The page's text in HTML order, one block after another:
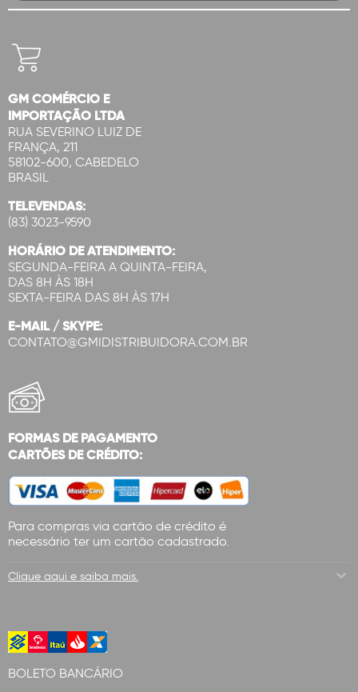
GM COMÉRCIO E
IMPORTAÇÃO LTDA
RUA SEVERINO LUIZ DE
FRANÇA, 211
58102-600, CABEDELO
BRASIL
TELEVENDAS:
(83) 3023-9590
HORÁRIO DE ATENDIMENTO:
SEGUNDA-FEIRA A QUINTA-FEIRA,
DAS 8H ÀS 18H
SEXTA-FEIRA DAS 8H ÀS 17H
E-MAIL / SKYPE:
CONTATO@GMIDISTRIBUIDORA.COM.BR
FORMAS DE PAGAMENTO
CARTÕES DE CRÉDITO:
Para compras via cartão de crédito é
necessário ter um cartão cadastrado.
Clique aqui e saiba mais.
BOLETO BANCÁRIO